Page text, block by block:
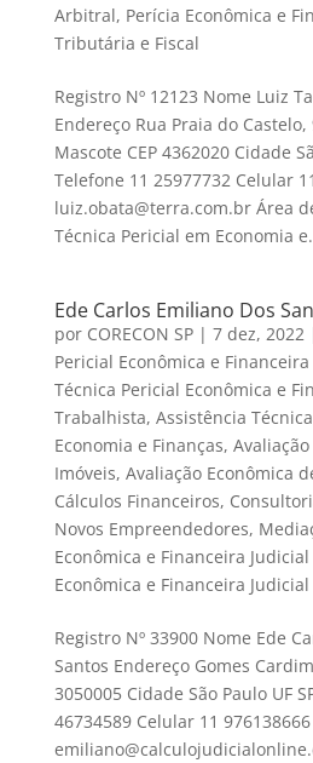
Arbitral, Perícia Econômica e
Tributária e Fiscal
Registro Nº 12123 Nome Luiz
Endereço Rua Praia do
Mascote CEP 4362020 Cidade
Telefone 11 25977732 Celular
luiz.obata@terra.com.br Área
Técnica Pericial em Economia
Ede Carlos Emiliano Dos
por CORECON SP| 7 dez, 2022
Pericial Econômica e Financeira
Técnica Pericial Econômica e
Trabalhista, Assistência
Economia e Finanças,
Imóveis, Avaliação Econômica
Cálculos Financeiros,
Novos Empreendedores,
Econômica e Financeira Judicial
Econômica e Financeira
Registro Nº 33900 Nome Ede
Santos Endereço Gomes
3050005 Cidade São Paulo UF
46734589 Celular 11